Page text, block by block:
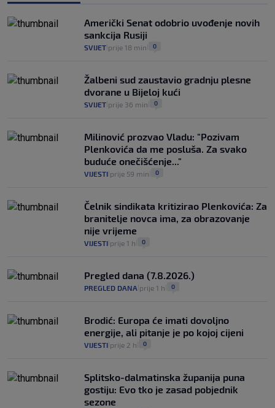
zdravstvenu iskaznicu". Kakva su prava
pacijenata izvan mjesta prebivališta?
1. kol. 1
Američki Senat odobrio uvođenje novih
sankcija Rusiji
SVIJET prije 18 min 0
Žalbeni sud zaustavio gradnju plesne
dvorane u Bijeloj kući
SVIJET prije 36 min 0
Milinović prozvao Vladu: "Pozivam
Plenkovića da me posluša. Za svako
buduće onečišćenje..."
VIJESTI prije 59 min 0
Čelnik sindikata kritizirao Plenkovića: Za
branitelje novca ima, za obrazovanje
nije vrijeme
VIJESTI prije 1 h 0
Pregled dana (7.8.2026.)
PREGLED DANA prije 1 h 0
Brodić: Europa će imati dovoljno
energije, ali pitanje je po kojoj cijeni
VIJESTI prije 2 h 0
Splitsko-dalmatinska županija puna
gostiju: Evo tko je zasad pobjednik
sezone